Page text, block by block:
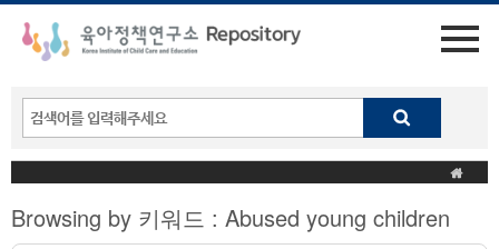
Browsing by 키워드 : Abused young children